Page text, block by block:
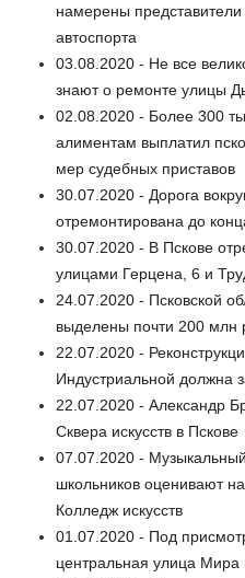
намерены
автоспорта
03.08.2020 - Не все
знают о ремонте улицы
02.08.2020 - Более 300
алиментам выплатил
мер судебных приставов
30.07.2020 - Дорога
отремонтирована до
30.07.2020 - В Пскове
улицами Герцена, 6 и
24.07.2020 - Псковской
выделены почти 200 млн
22.07.2020 -
Индустриальной должна
22.07.2020 - Александр
Сквера искусств в Пскове
07.07.2020 -
школьников оценивают
Колледж искусств
01.07.2020 - Под
центральная улица Мира